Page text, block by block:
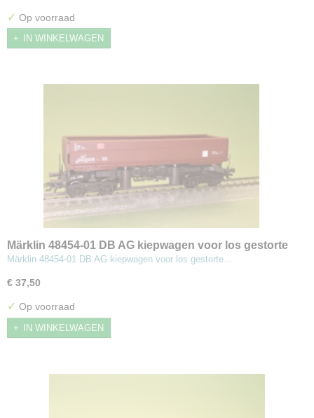
✓ Op voorraad
IN WINKELWAGEN
Märklin 48454-01 DB AG kiepwagen voor los gestorte
goederen
Märklin 48454-01 DB AG kiepwagen voor los gestorte…
€ 37,50
✓ Op voorraad
IN WINKELWAGEN